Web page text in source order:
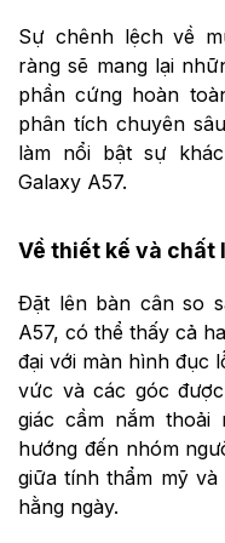
Sự chênh lệch về
ràng sẽ mang lại
phần cứng hoàn
phân tích chuyên
làm nổi bật sự
Galaxy A57.
Về thiết kế và chất
Đặt lên bàn cân so
A57, có thể thấy cả
đại với màn hình đục
vức và các góc
giác cầm nắm
hướng đến nhóm
giữa tính thẩm mỹ
hằng ngày.